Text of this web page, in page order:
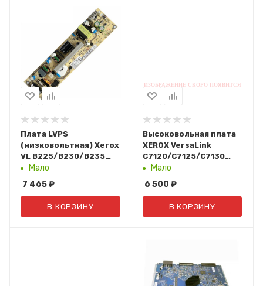
Плата LVPS
(низковольтная) Xerox
VL B225/B230/B235
112N00264
Мало
7 465₽
В КОРЗИНУ
Высоковольная плата
XEROX VersaLink
C7120/C7125/C7130
(105K32186)
Мало
6 500 ₽
В КОРЗИНУ